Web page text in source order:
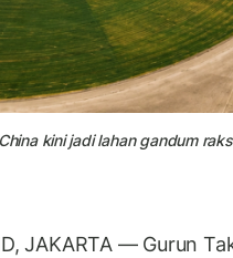
kini jadi lahan gandum
JAKARTA — Gurun